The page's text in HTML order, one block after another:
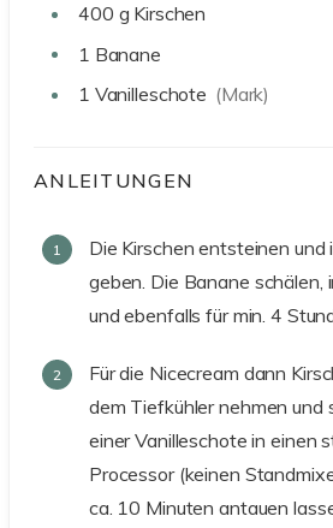
400 g Kirschen
1 Banane
1 Vanilleschote (Mark)
ANLEITUNGEN
Die Kirschen entsteinen und
geben. Die Banane schälen,
und ebenfalls für min. 4
Für die Nicecream dann
dem Tiefkühler nehmen und
einer Vanilleschote in einen
Processor (keinen
ca. 10 Minuten antauen